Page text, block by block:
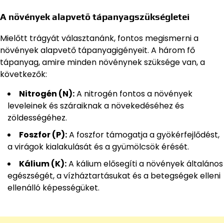
A növények alapvető tápanyagszükségletei
Mielőtt trágyát választanánk, fontos megismerni a
növények alapvető tápanyagigényeit. A három fő
tápanyag, amire minden növénynek szüksége van, a
következők:
Nitrogén (N):A nitrogén fontos a növények
leveleinek és száraiknak a növekedéséhez és
zöldességéhez.
Foszfor (P):A foszfor támogatja a gyökérfejlődést,
a virágok kialakulását és a gyümölcsök érését.
Kálium (K):A kálium elősegíti a növények általános
egészségét, a vízháztartásukat és a betegségek elleni
ellenálló képességüket.